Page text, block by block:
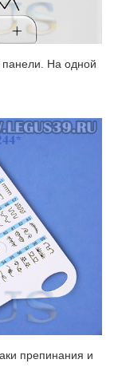
На одной
препинания и